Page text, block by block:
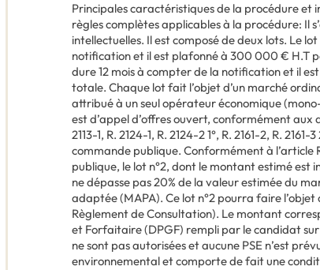
Principales caractéristiques de la procédure et
règles complètes applicables à la procédure: Il
intellectuelles. Il est composé de deux lots. Le
notification et il est plafonné à 300 000 € H.T
dure 12 mois à compter de la notification et il
totale. Chaque lot fait l’objet d’un marché
attribué à un seul opérateur économique
est d’appel d’offres ouvert, conformément aux
2113-1, R. 2124-1, R. 2124-2 1°, R. 2161-2, R.
commande publique. Conformément à l’article
publique, le lot n°2, dont le montant estimé
ne dépasse pas 20% de la valeur estimée du
adaptée (MAPA). Ce lot n°2 pourra faire
Règlement de Consultation). Le montant
et Forfaitaire (DPGF) rempli par le candidat
ne sont pas autorisées et aucune PSE n’est
environnemental et comporte de fait une